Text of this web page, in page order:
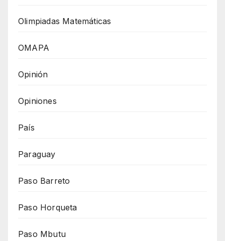
Olimpiadas Matemáticas
OMAPA
Opinión
Opiniones
País
Paraguay
Paso Barreto
Paso Horqueta
Paso Mbutu